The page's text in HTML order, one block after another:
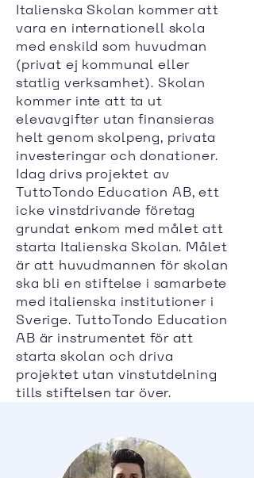
Italienska Skolan kommer att
vara en internationell skola
med enskild som huvudman
(privat ej kommunal eller
statlig verksamhet). Skolan
kommer inte att ta ut
elevavgifter utan finansieras
helt genom skolpeng, privata
investeringar och donationer.
Idag drivs projektet av
TuttoTondo Education AB, ett
icke vinstdrivande företag
grundat enkom med målet att
starta Italienska Skolan. Målet
är att huvudmannen för skolan
ska bli en stiftelse i samarbete
med italienska institutioner i
Sverige. TuttoTondo Education
AB är instrumentet för att
starta skolan och driva
projektet utan vinstutdelning
tills stiftelsen tar över.